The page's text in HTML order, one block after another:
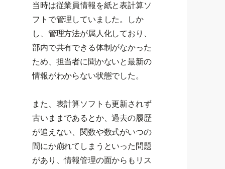
当時は従業員情報を紙と表計算ソ
フトで管理していました。しか
し、管理方法が属人化しており、
部内で共有できる体制がなかった
ため、担当者に聞かないと最新の
情報がわからない状態でした。
また、表計算ソフトも更新されず
古いままであるとか、過去の履歴
が追えない、関数や数式がいつの
間にか崩れてしまうといった問題
があり、情報管理の面からもリス